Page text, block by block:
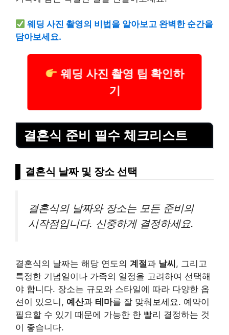
웨딩 사진 촬영의 비법을 알아보고 완벽한 순간을
담아보세요.
웨딩 사진 촬영 팁 확인하
기
결혼식 준비 필수 체크리스트
결혼식 날짜 및 장소 선택
결혼식의 날짜와 장소는 모든 준비의
시작점입니다. 신중하게 결정하세요.
결혼식의 날짜는 해당 연도의 계절과 날씨, 그리고
특정한 기념일이나 가족의 일정을 고려하여 선택해
야 합니다. 장소는 규모와 스타일에 따라 다양한 옵
션이 있으니, 예산과 테마를 잘 맞춰보세요. 예약이
필요할 수 있기 때문에 가능한 한 빨리 결정하는 것
이 좋습니다.